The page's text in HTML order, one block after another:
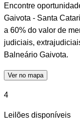
Encontre
Gaivota - Santa
a 60% do valor de
judiciais,
Balneário Gaivota.
Ver no mapa
4
Leilões disponíveis